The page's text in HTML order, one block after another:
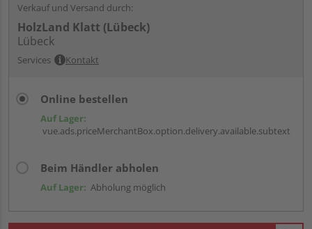
Verkauf und Versand durch:
HolzLand Klatt (Lübeck)
Lübeck
Services Kontakt
Online bestellen
Auf Lager:
vue.ads.priceMerchantBox.option.delivery.available.subtext
Beim Händler abholen
Auf Lager: Abholung möglich